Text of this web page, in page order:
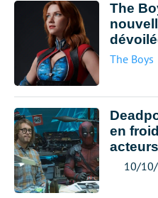
The
The Boys
en
10/